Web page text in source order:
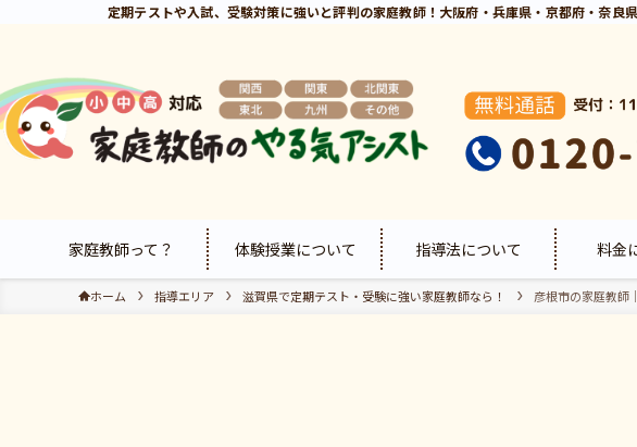
定期テストや入試、受験対策に強いと評判の家庭教師！大阪府・兵庫県・京都府・奈
家庭教師って？ 体験授業について 指導法について 料金
ホーム 指導エリア 滋賀県で定期テスト・受験に強い家庭教師なら！ 彦根市の家庭教師